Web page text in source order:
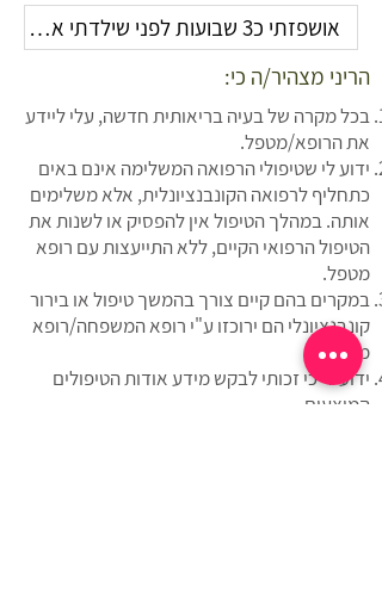
הריני מצהיר/ה כי:
בכל מקרה של בעיה בריאותית חדשה, עלי ליידע
את הרופא/מטפל.
ידוע לי שטיפולי הרפואה המשלימה אינם באים
כתחליף לרפואה הקונבנציונלית, אלא משלימים
אותה. במהלך הטיפול אין להפסיק או לשנות את
הטיפול הרפואי הקיים, ללא התייעצות עם רופא
מטפל.
במקרים בהם קיים צורך בהמשך טיפול או בירור
קונבנציונלי הם ירוכזו ע"י רופא המשפחה/רופא
מטפל.
ידוע לי כי זכותי לבקש מידע אודות הטיפולים
המוצעים.